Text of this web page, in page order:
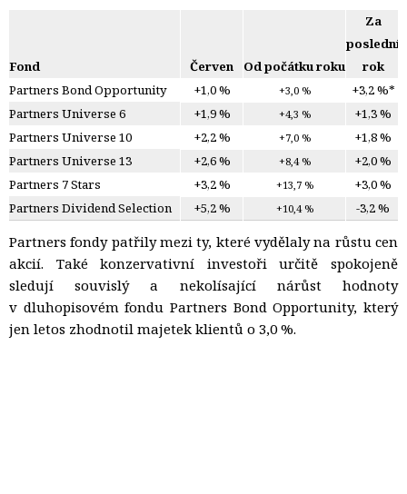
Fond Červen Od počátku roku
Za
poslední
rok
Partners Bond Opportunity
+1,0 % +3,0 %
+3,2 %*
Partners Universe 6
+1,9 % +4,3 %
+1,3 %
Partners Universe 10
+2,2 % +7,0 %
+1,8 %
Partners Universe 13
+2,6 % +8,4 %
+2,0 %
Partners 7 Stars
+3,2 % +13,7 %
+3,0 %
Partners Dividend Selection
+5,2 % +10,4 % -3,2 %
Partners fondy patřily mezi ty, které vydělaly na růstu cen
akcií. Také konzervativní investoři určitě spokojeně
sledují souvislý a nekolísající nárůst hodnoty
v dluhopisovém fondu Partners Bond Opportunity, který
jen letos zhodnotil majetek klientů o 3,0 %.